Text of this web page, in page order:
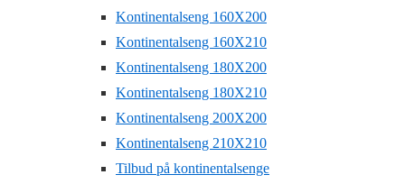
Kontinentalseng 160X200
Kontinentalseng 160X210
Kontinentalseng 180X200
Kontinentalseng 180X210
Kontinentalseng 200X200
Kontinentalseng 210X210
Tilbud på kontinentalsenge